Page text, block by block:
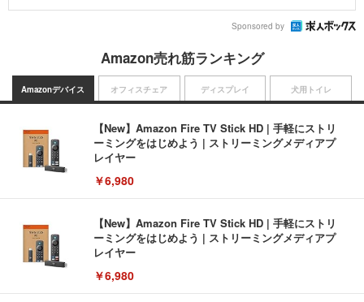
Sponsored by
Amazon売れ筋ランキング
Amazonデバイス
【New】Amazon Fire TV Stick HD | 手軽にストリ
ーミングをはじめよう | ストリーミングメディアプ
レイヤー
￥6,980
【New】Amazon Fire TV Stick HD | 手軽にストリ
ーミングをはじめよう | ストリーミングメディアプ
レイヤー
￥6,980
オフィスチェア ディスプレイ 犬用トイレ